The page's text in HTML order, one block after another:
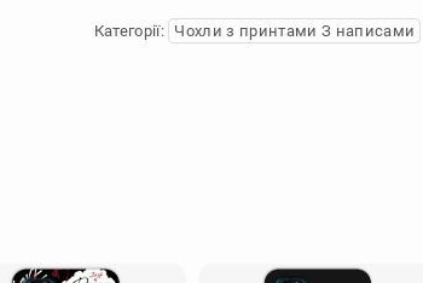
Категорії: Чохли з принтами З написами